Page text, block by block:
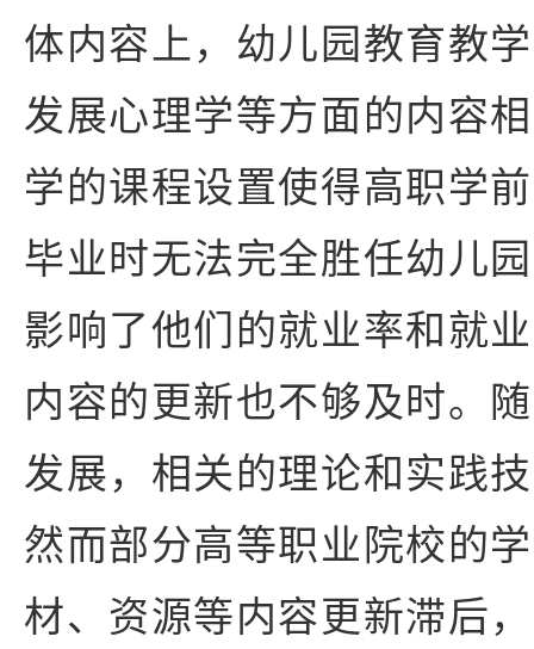
体内容上，幼儿园教育教
发展心理学等方面的内容
学的课程设置使得高职学
毕业时无法完全胜任幼儿
影响了他们的就业率和就
内容的更新也不够及时。
发展，相关的理论和实践
然而部分高等职业院校的
材、资源等内容更新滞后